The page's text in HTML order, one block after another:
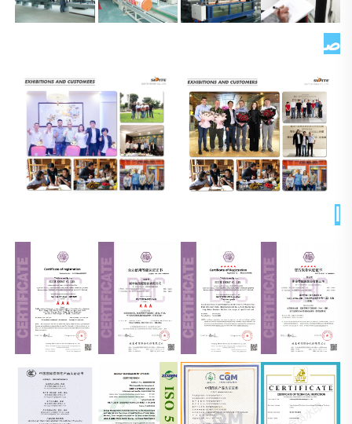
صورة العميل